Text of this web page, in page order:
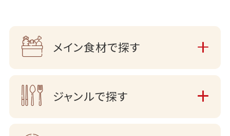
メイン食材で探す
ジャンルで探す